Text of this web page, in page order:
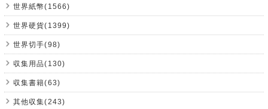
世界紙幣(1566)
世界硬貨(1399)
世界切手(98)
収集用品(130)
収集書籍(63)
其他収集(243)